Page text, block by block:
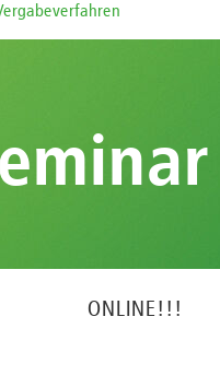
ONLINE!!!